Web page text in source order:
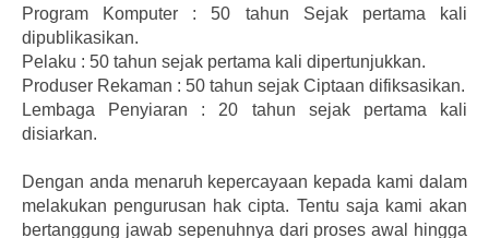
Program Komputer : 50 tahun Sejak pertama kali
dipublikasikan.
Pelaku : 50 tahun sejak pertama kali dipertunjukkan.
Produser Rekaman : 50 tahun sejak Ciptaan difiksasikan.
Lembaga Penyiaran : 20 tahun sejak pertama kali
disiarkan.
Dengan anda menaruh kepercayaan kepada kami dalam
melakukan pengurusan hak cipta. Tentu saja kami akan
bertanggung jawab sepenuhnya dari proses awal hingga